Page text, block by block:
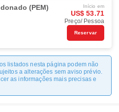
(PEM) Início em
US$ 53.71
Preço/ Pessoa
Reservar
listados nesta página podem não
a alterações sem aviso prévio.
as informações mais precisas e